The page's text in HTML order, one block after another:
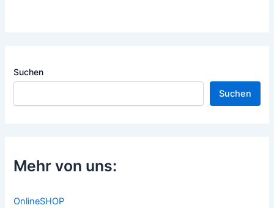
Suchen
Suchen
Mehr von uns:
OnlineSHOP